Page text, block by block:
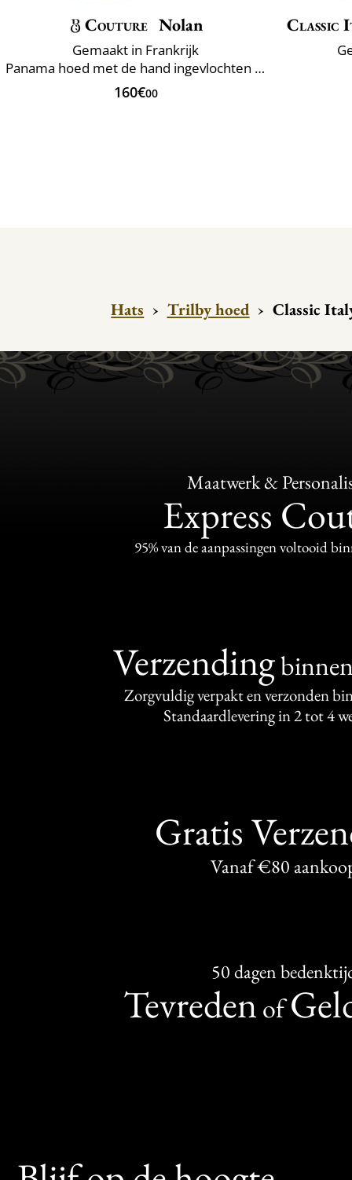
Couture Nolan
Gemaakt in Frankrijk
Panama hoed met de hand ingevlochten Ecuador
160€00
Classic
Hats › Trilby hoed › Classic
Maatwerk &
Express
95% van de aanpassingen voltooid
Verzending
Zorgvuldig verpakt en verzonden
Standaardlevering in 2 tot 4
Gratis
Vanaf €80
50 dagen
Tevredenof